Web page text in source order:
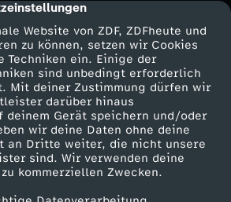
Website von ZDF, ZDFheute und
zu können, setzen wir Cookies
Techniken ein. Einige der
sind unbedingt erforderlich
Mit deiner Zustimmung dürfen wir
darüber hinaus
deinem Gerät speichern und/oder
wir deine Daten ohne deine
an Dritte weiter, die nicht unsere
sind. Wir verwenden deine
kommerziellen Zwecken.
Service
ZDFmitreden
Kontakt zum ZDF
Tickets